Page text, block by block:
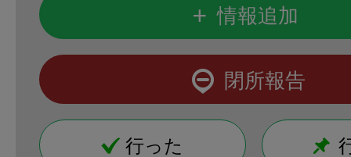
+ 情報追加
閉所報告
行った